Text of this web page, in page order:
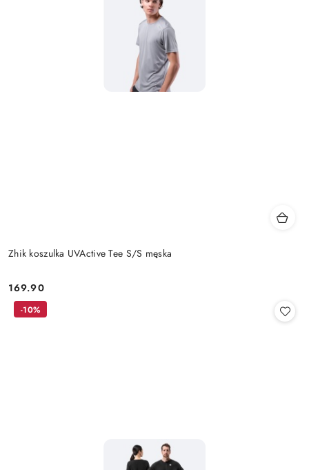
Zhik koszulka UVActive Tee S/S męska
Cena:
169.90
-10%